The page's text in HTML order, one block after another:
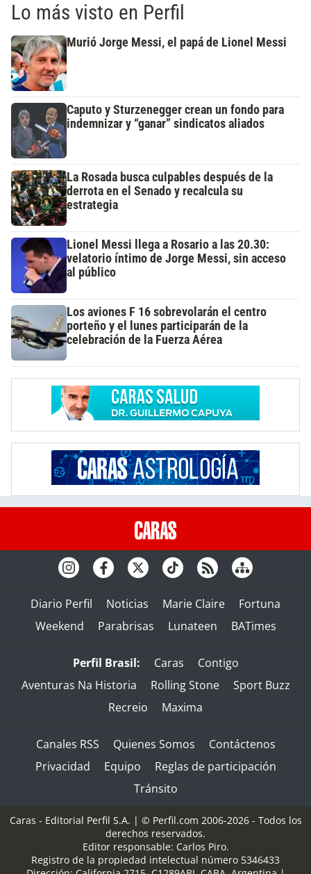
Lo más visto en Perfil
Murió Jorge Messi, el papá de Lionel Messi
Caputo y Sturzenegger crean un fondo para
indemnizar y “ganar” sindicatos aliados
La Rosada busca culpables después de la
derrota en el Senado y recalcula su
estrategia
Lionel Messi llega a Rosario a las 20.30:
velatorio íntimo de Jorge Messi, sin acceso
al público
Los aviones F 16 sobrevolarán el centro
porteño y el lunes participarán de la
celebración de la Fuerza Aérea
Diario Perfil Noticias Marie Claire
Fortuna
Weekend
Parabrisas Lunateen BATimes
Perfil Brasil: Caras
Contigo
Aventuras Na Historia
Rolling Stone
Sport Buzz
Recreio
Maxima
Canales RSS Quienes Somos
Contáctenos
Privacidad
Equipo
Reglas de participación
Tránsito
Caras - Editorial Perfil S.A. | © Perfil.com 2006-2026 - Todos los
derechos reservados.
Editor responsable: Carlos Piro.
Registro de la propiedad intelectual número 5346433